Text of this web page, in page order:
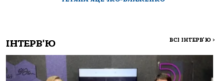
ІНТЕРВ'Ю ВСІ ІНТЕРВ'Ю >